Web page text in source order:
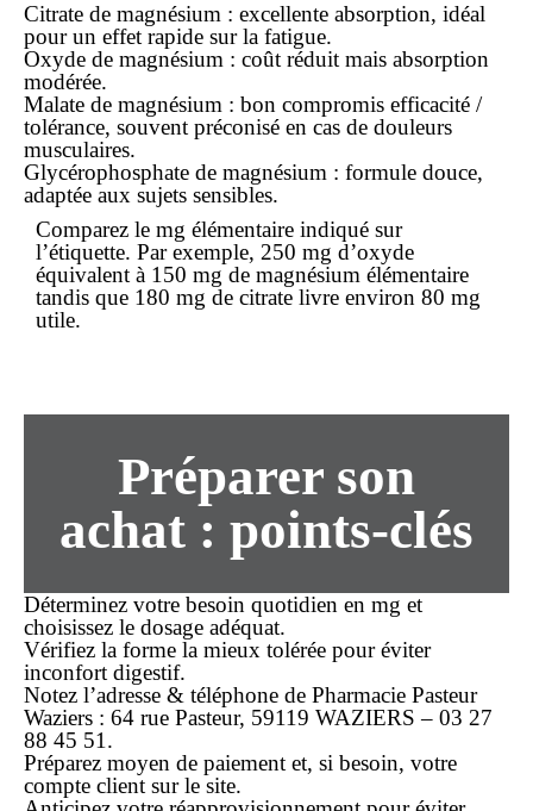
Citrate de magnésium : excellente absorption, idéal
pour un effet rapide sur la fatigue.
Oxyde de magnésium : coût réduit mais absorption
modérée.
Malate de magnésium : bon compromis efficacité /
tolérance, souvent préconisé en cas de douleurs
musculaires.
Glycérophosphate de magnésium : formule douce,
adaptée aux sujets sensibles.
Comparez le mg élémentaire indiqué sur
l’étiquette. Par exemple, 250 mg d’oxyde
équivalent à 150 mg de magnésium élémentaire
tandis que 180 mg de citrate livre environ 80 mg
utile.
Préparer son
achat : points-clés
Déterminez votre besoin quotidien en mg et
choisissez le dosage adéquat.
Vérifiez la forme la mieux tolérée pour éviter
inconfort digestif.
Notez l’adresse & téléphone de Pharmacie Pasteur
Waziers : 64 rue Pasteur, 59119 WAZIERS – 03 27
88 45 51.
Préparez moyen de paiement et, si besoin, votre
compte client sur le site.